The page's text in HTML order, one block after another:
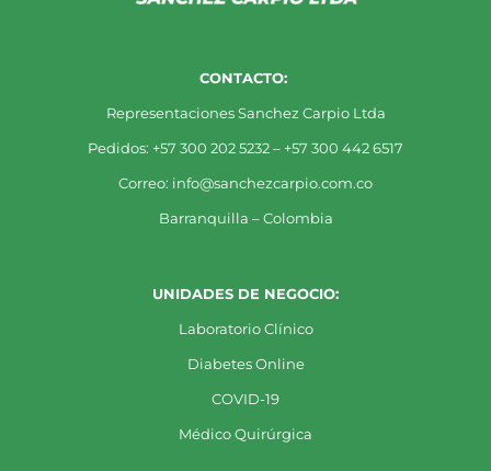
CONTACTO:
Representaciones Sanchez Carpio Ltda
Pedidos: +57 300 202 5232 – +57 300 442 6517
Correo: info@sanchezcarpio.com.co
Barranquilla – Colombia
UNIDADES DE NEGOCIO:
Laboratorio Clínico
Diabetes Online
COVID-19
Médico Quirúrgica